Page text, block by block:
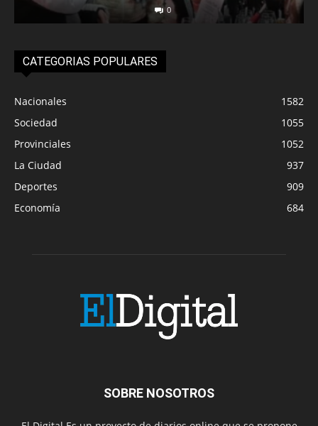
0
CATEGORIAS POPULARES
Nacionales
1582
Sociedad
1055
Provinciales
1052
La Ciudad
937
Deportes
909
Economía
684
SOBRE NOSOTROS